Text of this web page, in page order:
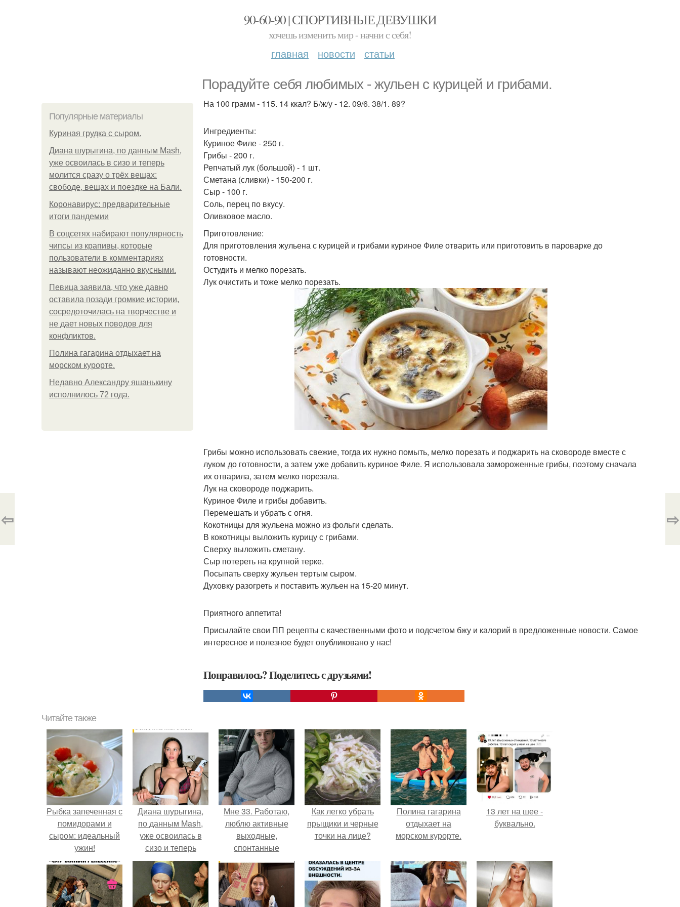
90-60-90 | СПОРТИВНЫЕ ДЕВУШКИ
хочешь изменить мир - начни с себя!
главная новости статьи
Порадуйте себя любимых - жульен с курицей и грибами.
Популярные материалы
Куриная грудка с сыром.
Диана шурыгина, по данным Mash,
уже освоилась в сизо и теперь
молится сразу о трёх вещах:
свободе, вещах и поездке на Бали.
Коронавирус: предварительные
итоги пандемии
В соцсетях набирают популярность
чипсы из крапивы, которые
пользователи в комментариях
называют неожиданно вкусными.
Певица заявила, что уже давно
оставила позади громкие истории,
сосредоточилась на творчестве и
не дает новых поводов для
конфликтов.
Полина гагарина отдыхает на
морском курорте.
Недавно Александру яшанькину
исполнилось 72 года.
На 100 грамм - 115. 14 ккал? Б/ж/у - 12. 09/6. 38/1. 89?
Ингредиенты:
Куриное Филе - 250 г.
Грибы - 200 г.
Репчатый лук (большой) - 1 шт.
Сметана (сливки) - 150-200 г.
Сыр - 100 г.
Соль, перец по вкусу.
Оливковое масло.
Приготовление:
Для приготовления жульена с курицей и грибами куриное Филе отварить или приготовить в пароварке до
готовности.
Остудить и мелко порезать.
Лук очистить и тоже мелко порезать.
Грибы можно использовать свежие, тогда их нужно помыть, мелко порезать и поджарить на сковороде вместе с
луком до готовности, а затем уже добавить куриное Филе. Я использовала замороженные грибы, поэтому сначала
их отварила, затем мелко порезала.
Лук на сковороде поджарить.
Куриное Филе и грибы добавить.
Перемешать и убрать с огня.
Кокотницы для жульена можно из фольги сделать.
В кокотницы выложить курицу с грибами.
Сверху выложить сметану.
Сыр потереть на крупной терке.
Посыпать сверху жульен тертым сыром.
Духовку разогреть и поставить жульен на 15-20 минут.
Приятного аппетита!
Присылайте свои ПП рецепты с качественными фото и подсчетом бжу и калорий в предложенные новости. Самое
интересное и полезное будет опубликовано у нас!
Понравилось? Поделитесь с друзьями!
⇦ ⇨
Читайте также
Рыбка запеченная с
помидорами и
сыром: идеальный
ужин!
Диана шурыгина,
по данным Mash,
уже освоилась в
сизо и теперь
молится сразу о
трёх вещах:
свободе, вещах и
поездке на Бали.
Мне 33. Работаю,
люблю активные
выходные,
спонтанные
поездки и вечера в
хорошей компании.
Как легко убрать
прыщики и черные
точки на лице?
Полина гагарина
отдыхает на
морском курорте.
13 лет на шее -
буквально.